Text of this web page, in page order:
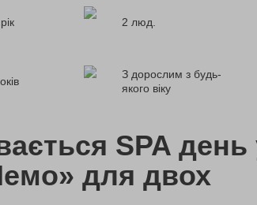
2 люд.
З дорослим з будь-
якого віку
SPA день
для двох